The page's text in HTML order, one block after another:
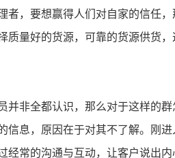
者，要想赢得人们对自家的信任
质量好的货源，可靠的货源供货
并非全都认识，那么对于这样的
信息，原因在于对其不了解。刚
经常的沟通与互动，让客户说出内